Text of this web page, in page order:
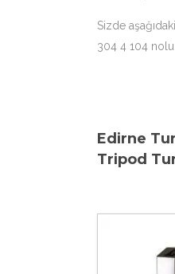
Sizde aşağıdaki
304 4 104
Edirne
Tripod